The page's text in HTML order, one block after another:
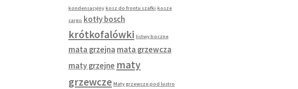
kondensacyjny kosz do frontu szafki kosze
cargo kotły bosch
krótkofalówki listwy boczne
mata grzejna mata grzewcza
maty grzejne maty
grzewcze Maty grzewcze pod lustro